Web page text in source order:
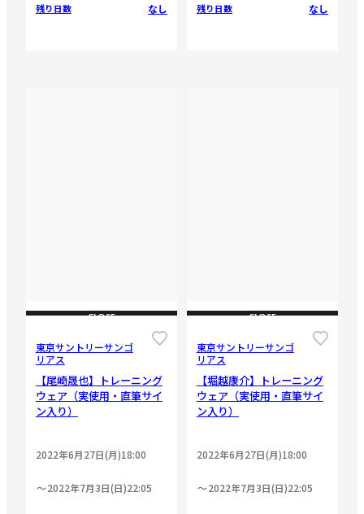
残り日数 なし 残り日数 なし
CLOSE
東京サントリーサンゴ
リアス
【尾崎晟也】トレーニング
ウェア（実使用・直筆サイ
ン入り）
2022年6月27日(月)18:00
2022年7月3日(日)22:05
CLOSE
東京サントリーサンゴ
リアス
【堀越康介】トレーニング
ウェア（実使用・直筆サイ
ン入り）
2022年6月27日(月)18:00
2022年7月3日(日)22:05